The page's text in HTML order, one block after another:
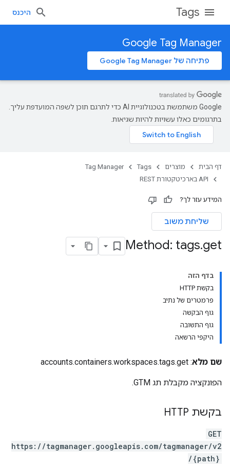
Tags היכנס
Google Tag Manager
פתיחה של Google Tag Manager
‫Google משתמשת בטכנולוגיית AI כדי לתרגם תוכן לשפה המועדפת עליך.
בתרגומים כאלו עשויות להיות שגיאות.
דף הבית מוצרים Tags
Tag Manager
‫API בארכיטקטורת REST
המידע עזר לך?
שליחת משוב
Method: tags.get
בדף הזה
בקשת HTTP
פרמטרים של נתיב
גוף הבקשה
גוף התשובה
היקפי הרשאה
שם מלא: accounts.containers.workspaces.tags.get
הפונקציה מקבלת תג GTM.
בקשת HTTP
GET
https://tagmanager.googleapis.com/tagmanager/v2
/{path}